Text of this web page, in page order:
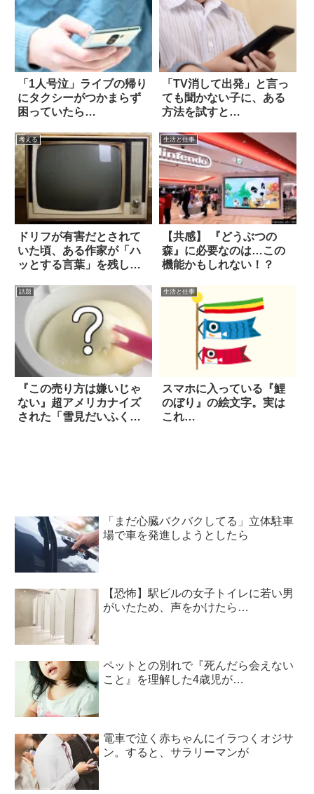
「1人号泣」ライブの帰り
にタクシーがつかまらず
困っていたら…
「TV消して出発」と言っ
ても聞かない子に、ある
方法を試すと…
考える
ドリフが有害だとされて
いた頃、ある作家が「ハ
ッとする言葉」を残して
生活と仕事
【共感】 『どうぶつの
森』に必要なのは…この
機能かもしれない！？
話題
『この売り方は嫌いじゃ
ない』超アメリカナイズ
された「雪見だいふく」
生活と仕事
スマホに入っている『鯉
のぼり』の絵文字。実は
これ…
「まだ心臓バクバクしてる」立体駐車
場で車を発進しようとしたら
【恐怖】駅ビルの女子トイレに若い男
がいたため、声をかけたら…
ペットとの別れで『死んだら会えない
こと』を理解した4歳児が…
電車で泣く赤ちゃんにイラつくオジサ
ン。すると、サラリーマンが